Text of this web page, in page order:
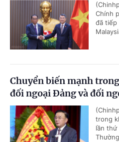
Chính
đã tiếp
Chuyển biến mạnh
đối ngoại Đảng và đối
trong
lần thứ